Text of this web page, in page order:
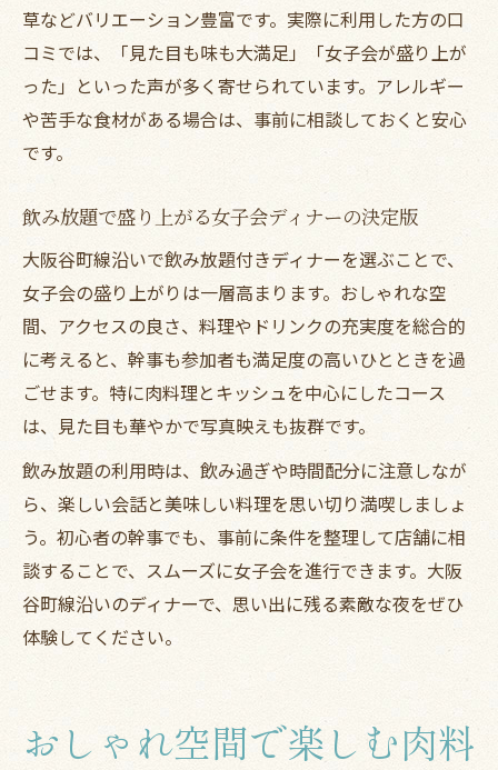
草などバリエーション豊富です。実際に利用した方の口
コミでは、「見た目も味も大満足」「女子会が盛り上が
った」といった声が多く寄せられています。アレルギー
や苦手な食材がある場合は、事前に相談しておくと安心
です。
飲み放題で盛り上がる女子会ディナーの決定版
大阪谷町線沿いで飲み放題付きディナーを選ぶことで、
女子会の盛り上がりは一層高まります。おしゃれな空
間、アクセスの良さ、料理やドリンクの充実度を総合的
に考えると、幹事も参加者も満足度の高いひとときを過
ごせます。特に肉料理とキッシュを中心にしたコース
は、見た目も華やかで写真映えも抜群です。
飲み放題の利用時は、飲み過ぎや時間配分に注意しなが
ら、楽しい会話と美味しい料理を思い切り満喫しましょ
う。初心者の幹事でも、事前に条件を整理して店舗に相
談することで、スムーズに女子会を進行できます。大阪
谷町線沿いのディナーで、思い出に残る素敵な夜をぜひ
体験してください。
おしゃれ空間で楽しむ肉料